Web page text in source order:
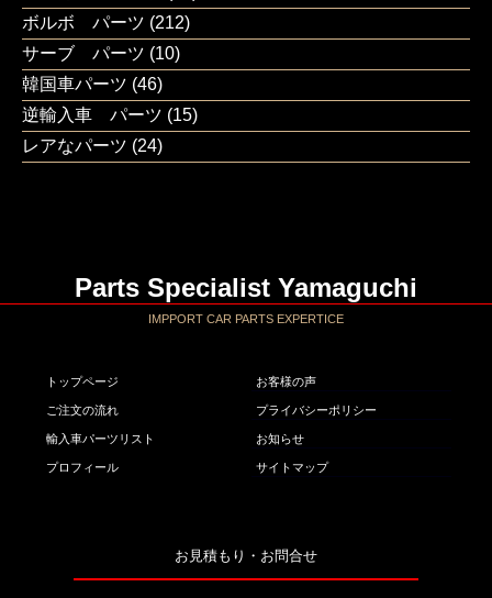
ボルボ パーツ (212)
サーブ パーツ (10)
韓国車パーツ (46)
逆輸入車 パーツ (15)
レアなパーツ (24)
Parts Specialist Yamaguchi
IMPPORT CAR PARTS EXPERTICE
トップページ
ご注文の流れ
輸入車パーツリスト
プロフィール
お客様の声
プライバシーポリシー
お知らせ
サイトマップ
お見積もり・お問合せ